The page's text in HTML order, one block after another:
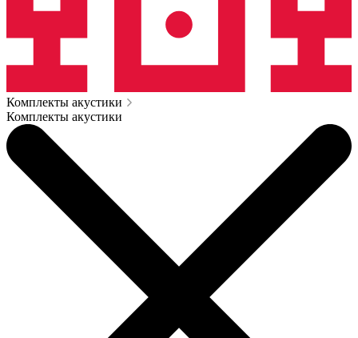
Комплекты акустики
Комплекты акустики